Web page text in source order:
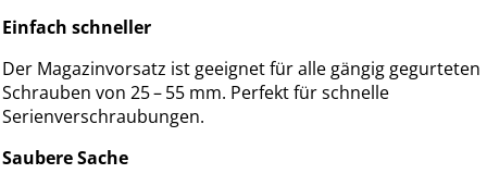
Einfach schneller
Der Magazinvorsatz ist geeignet für alle gängig gegurteten
Schrauben von 25 – 55 mm. Perfekt für schnelle
Serienverschraubungen.
Saubere Sache